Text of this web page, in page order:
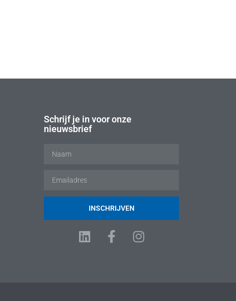
Schrijf je in voor onze
nieuwsbrief
INSCHRIJVEN